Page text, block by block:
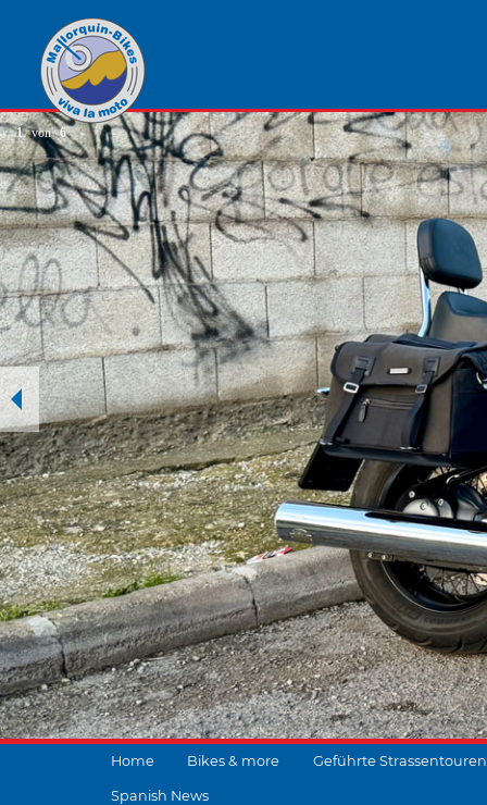
1 von 6
Home Bikes & more Geführte Strassentouren
Spanish News